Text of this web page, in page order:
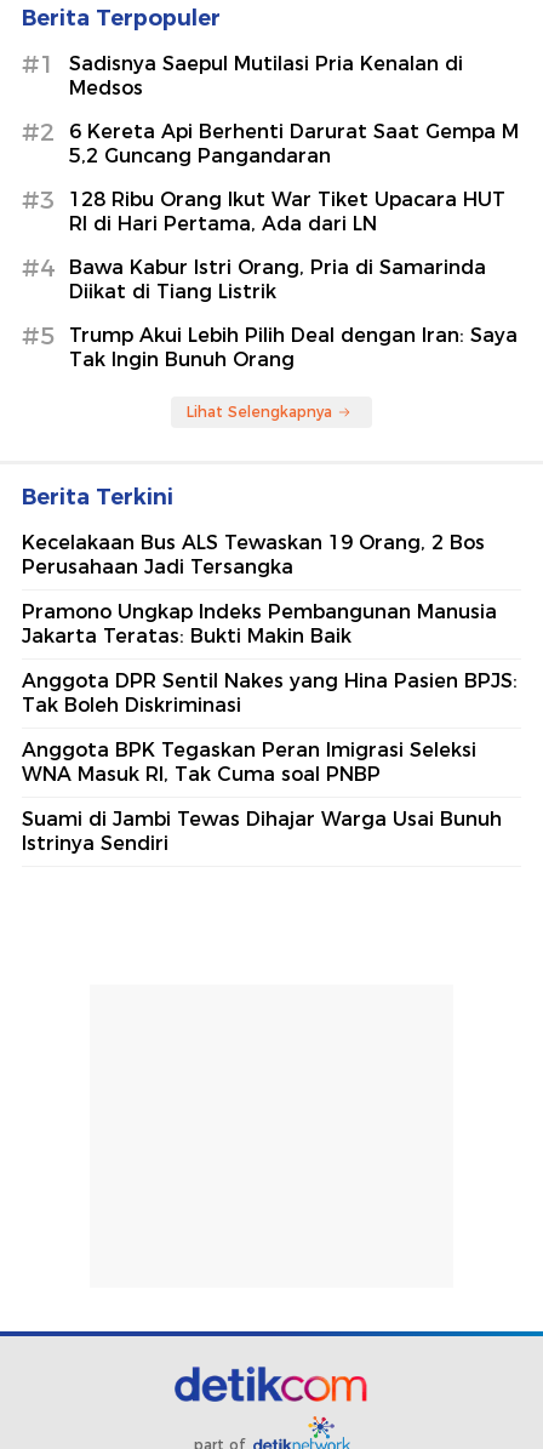
Berita Terpopuler
#1
Sadisnya Saepul Mutilasi Pria Kenalan di
Medsos
#2
6 Kereta Api Berhenti Darurat Saat Gempa M
5,2 Guncang Pangandaran
#3
128 Ribu Orang Ikut War Tiket Upacara HUT
RI di Hari Pertama, Ada dari LN
#4
Bawa Kabur Istri Orang, Pria di Samarinda
Diikat di Tiang Listrik
#5
Trump Akui Lebih Pilih Deal dengan Iran: Saya
Tak Ingin Bunuh Orang
Lihat Selengkapnya
Berita Terkini
Kecelakaan Bus ALS Tewaskan 19 Orang, 2 Bos
Perusahaan Jadi Tersangka
Pramono Ungkap Indeks Pembangunan Manusia
Jakarta Teratas: Bukti Makin Baik
Anggota DPR Sentil Nakes yang Hina Pasien BPJS:
Tak Boleh Diskriminasi
Anggota BPK Tegaskan Peran Imigrasi Seleksi
WNA Masuk RI, Tak Cuma soal PNBP
Suami di Jambi Tewas Dihajar Warga Usai Bunuh
Istrinya Sendiri
part of